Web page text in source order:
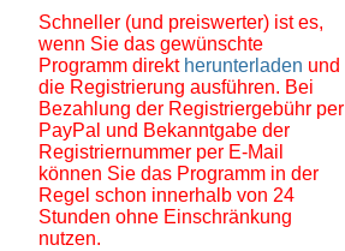
Schneller (und preiswerter) ist es,
wenn Sie das gewünschte
Programm direkt herunterladen und
die Registrierung ausführen. Bei
Bezahlung der Registriergebühr per
PayPal und Bekanntgabe der
Registriernummer per E-Mail
können Sie das Programm in der
Regel schon innerhalb von 24
Stunden ohne Einschränkung
nutzen.